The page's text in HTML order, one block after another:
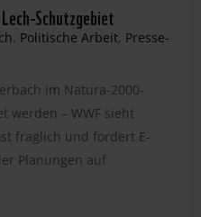
Schutzgebiet
, Politische Arbeit, Presse-
im Natura-2000-
werden – WWF sieht
fraglich und fordert E-
Planungen auf